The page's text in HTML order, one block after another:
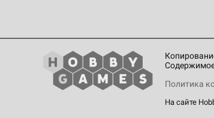
Содержимое
Политика
На сайте